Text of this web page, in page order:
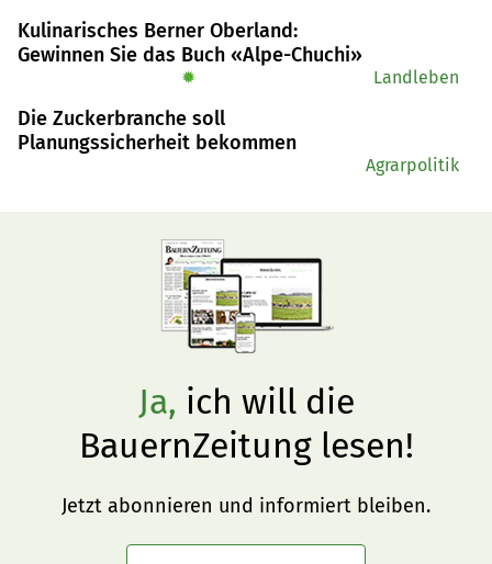
geistigen und psychischen Beeinträchtigungen betreut.
Kulinarisches Berner Oberland:
Gewinnen Sie das Buch «Alpe-Chuchi»
✹ Landleben
Die Zuckerbranche soll
Planungssicherheit bekommen
Agrarpolitik
Ja, ich will die
BauernZeitung lesen!
Jetzt abonnieren und informiert bleiben.